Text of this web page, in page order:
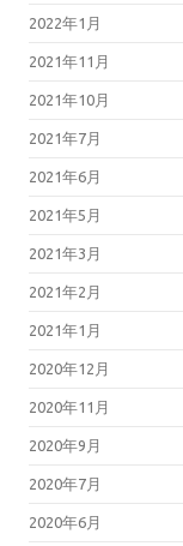
2022年1月
2021年11月
2021年10月
2021年7月
2021年6月
2021年5月
2021年3月
2021年2月
2021年1月
2020年12月
2020年11月
2020年9月
2020年7月
2020年6月